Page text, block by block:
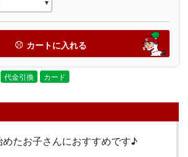
カートに入れる
代金引換 カード
たお子さんにおすすめです♪